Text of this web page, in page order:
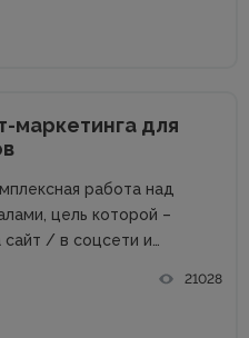
маркетинга для
работа над
цель которой –
сайт / в соцсети и
много. А вот как быть
21028